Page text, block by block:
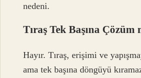
nedeni.
Tıraş Tek Başına Çözüm
Hayır. Tıraş, erişimi ve
ama tek başına döngüyü